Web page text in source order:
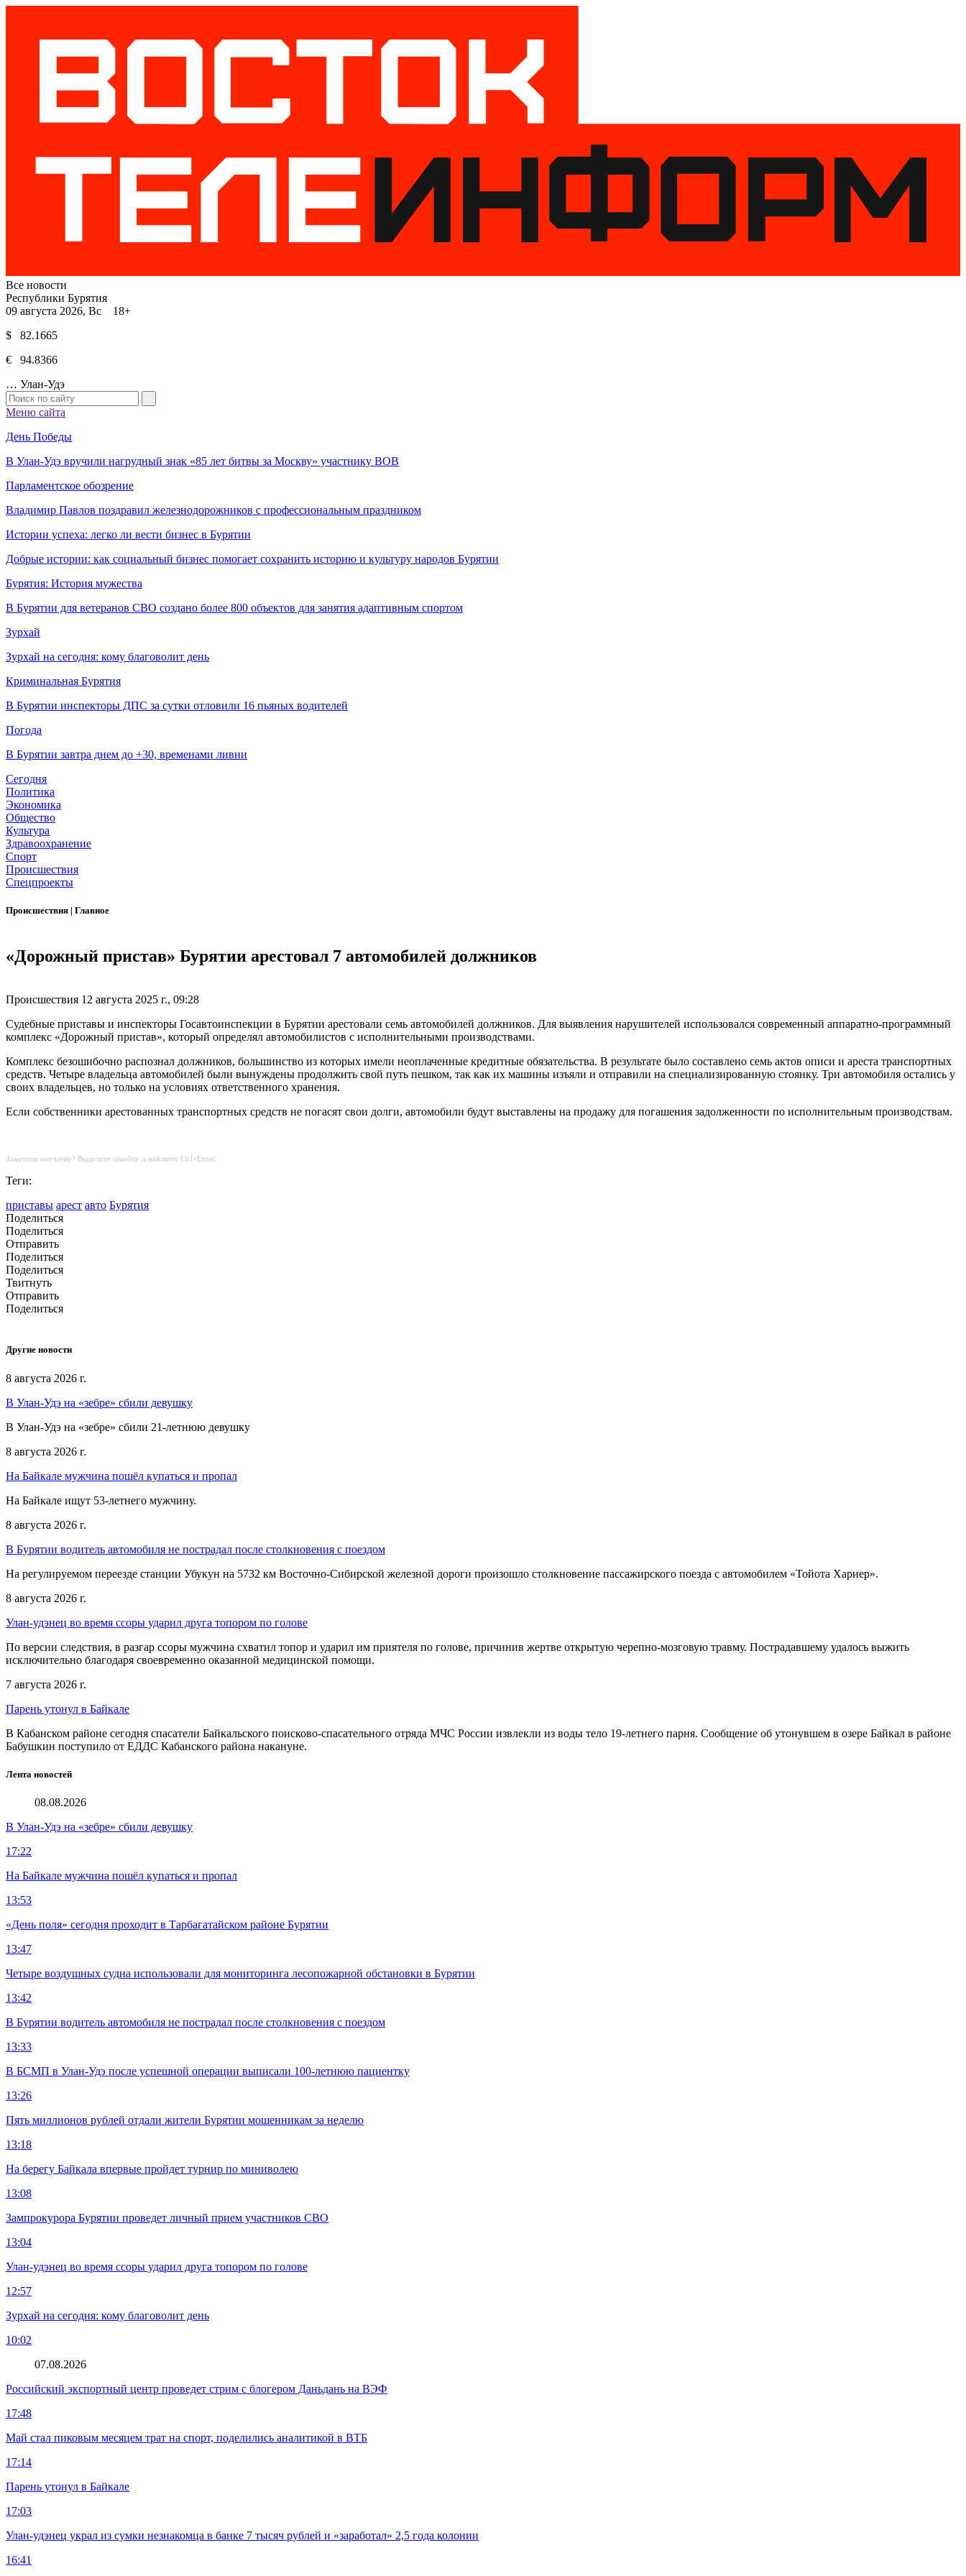
Все новости
Республики Бурятия
09 августа 2026, Вс 18+
$ 82.1665
€ 94.8366
… Улан-Удэ
Меню сайта
День Победы
В Улан-Удэ вручили нагрудный знак «85 лет битвы за Москву» участнику ВОВ
Парламентское обозрение
Владимир Павлов поздравил железнодорожников с профессиональным праздником
Истории успеха: легко ли вести бизнес в Бурятии
Добрые истории: как социальный бизнес помогает сохранить историю и культуру народов Бурятии
Бурятия: История мужества
В Бурятии для ветеранов СВО создано более 800 объектов для занятия адаптивным спортом
Зурхай
Зурхай на сегодня: кому благоволит день
Криминальная Бурятия
В Бурятии инспекторы ДПС за сутки отловили 16 пьяных водителей
Погода
В Бурятии завтра днем до +30, временами ливни
Сегодня
Политика
Экономика
Общество
Культура
Здравоохранение
Спорт
Происшествия
Спецпроекты
Происшествия | Главное
«Дорожный пристав» Бурятии арестовал 7 автомобилей должников
Происшествия 12 августа 2025 г., 09:28
Судебные приставы и инспекторы Госавтоинспекции в Бурятии арестовали семь автомобилей должников. Для выявления нарушителей использовался современный аппаратно-программный
комплекс «Дорожный пристав», который определял автомобилистов с исполнительными производствами.
Комплекс безошибочно распознал должников, большинство из которых имели неоплаченные кредитные обязательства. В результате было составлено семь актов описи и ареста транспортных
средств. Четыре владельца автомобилей были вынуждены продолжить свой путь пешком, так как их машины изъяли и отправили на специализированную стоянку. Три автомобиля остались у
своих владельцев, но только на условиях ответственного хранения.
Если собственники арестованных транспортных средств не погасят свои долги, автомобили будут выставлены на продажу для погашения задолженности по исполнительным производствам.
Заметили опечатку? Выделите ошибку и нажмите Ctrl+Enter.
Теги:
приставы арест авто Бурятия
Поделиться
Поделиться
Отправить
Поделиться
Поделиться
Твитнуть
Отправить
Поделиться
Другие новости
8 августа 2026 г.
В Улан-Удэ на «зебре» сбили девушку
В Улан-Удэ на «зебре» сбили 21-летнюю девушку
8 августа 2026 г.
На Байкале мужчина пошёл купаться и пропал
На Байкале ищут 53-летнего мужчину.
8 августа 2026 г.
В Бурятии водитель автомобиля не пострадал после столкновения с поездом
На регулируемом переезде станции Убукун на 5732 км Восточно-Сибирской железной дороги произошло столкновение пассажирского поезда с автомобилем «Тойота Хариер».
8 августа 2026 г.
Улан-удэнец во время ссоры ударил друга топором по голове
По версии следствия, в разгар ссоры мужчина схватил топор и ударил им приятеля по голове, причинив жертве открытую черепно-мозговую травму. Пострадавшему удалось выжить
исключительно благодаря своевременно оказанной медицинской помощи.
7 августа 2026 г.
Парень утонул в Байкале
В Кабанском районе сегодня спасатели Байкальского поисково-спасательного отряда МЧС России извлекли из воды тело 19-летнего парня. Сообщение об утонувшем в озере Байкал в районе
Бабушкин поступило от ЕДДС Кабанского района накануне.
Лента новостей
08.08.2026
В Улан-Удэ на «зебре» сбили девушку
17:22
На Байкале мужчина пошёл купаться и пропал
13:53
«День поля» сегодня проходит в Тарбагатайском районе Бурятии
13:47
Четыре воздушных судна использовали для мониторинга лесопожарной обстановки в Бурятии
13:42
В Бурятии водитель автомобиля не пострадал после столкновения с поездом
13:33
В БСМП в Улан-Удэ после успешной операции выписали 100-летнюю пациентку
13:26
Пять миллионов рублей отдали жители Бурятии мошенникам за неделю
13:18
На берегу Байкала впервые пройдет турнир по миниволею
13:08
Зампрокурора Бурятии проведет личный прием участников СВО
13:04
Улан-удэнец во время ссоры ударил друга топором по голове
12:57
Зурхай на сегодня: кому благоволит день
10:02
07.08.2026
Российский экспортный центр проведет стрим с блогером Даньдань на ВЭФ
17:48
Май стал пиковым месяцем трат на спорт, поделились аналитикой в ВТБ
17:14
Парень утонул в Байкале
17:03
Улан-удэнец украл из сумки незнакомца в банке 7 тысяч рублей и «заработал» 2,5 года колонии
16:41